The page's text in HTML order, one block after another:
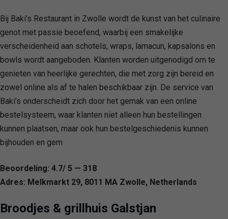
Bij Baki’s Restaurant in Zwolle wordt de kunst van het culinaire
genot met passie beoefend, waarbij een smakelijke
verscheidenheid aan schotels, wraps, lamacun, kapsalons en
bowls wordt aangeboden. Klanten worden uitgenodigd om te
genieten van heerlijke gerechten, die met zorg zijn bereid en
zowel online als af te halen beschikbaar zijn. De service van
Baki’s onderscheidt zich door het gemak van een online
bestelsysteem, waar klanten niet alleen hun bestellingen
kunnen plaatsen, maar ook hun bestelgeschiedenis kunnen
bijhouden en gem
Beoordeling: 4.7/ 5 — 318
Adres: Melkmarkt 29, 8011 MA Zwolle, Netherlands
Broodjes & grillhuis Galstjan